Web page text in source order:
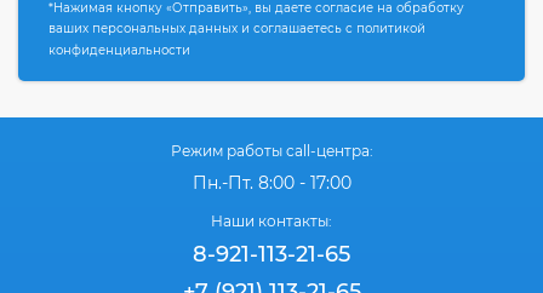
*Нажимая кнопку «Отправить», вы даете согласие на обработку
ваших персональных данных и соглашаетесь с политикой
конфиденциальности
Режим работы call-центра:
Пн.-Пт. 8:00 - 17:00
Наши контакты:
8-921-113-21-65